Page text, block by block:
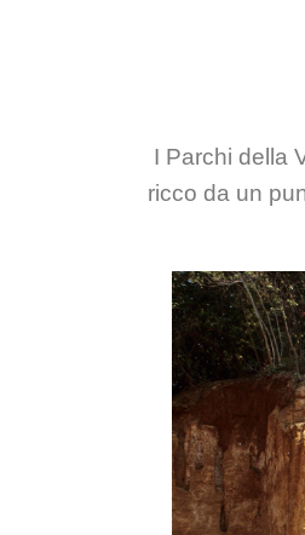
I Parchi della
ricco da un